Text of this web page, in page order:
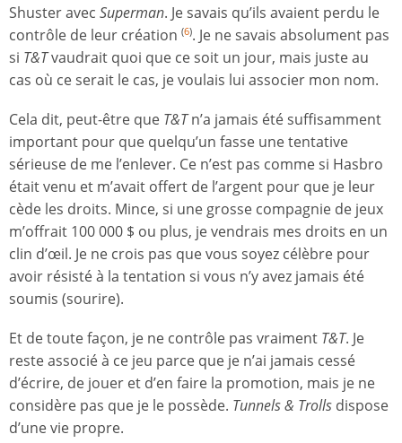
Shuster avec Superman. Je savais qu’ils avaient perdu le
contrôle de leur création (6). Je ne savais absolument pas
si T&Tvaudrait quoi que ce soit un jour, mais juste au
cas où ce serait le cas, je voulais lui associer mon nom.
Cela dit, peut-être que T&Tn’a jamais été suffisamment
important pour que quelqu’un fasse une tentative
sérieuse de me l’enlever. Ce n’est pas comme si Hasbro
était venu et m’avait offert de l’argent pour que je leur
cède les droits. Mince, si une grosse compagnie de jeux
m’offrait 100 000 $ ou plus, je vendrais mes droits en un
clin d’œil. Je ne crois pas que vous soyez célèbre pour
avoir résisté à la tentation si vous n’y avez jamais été
soumis (sourire).
Et de toute façon, je ne contrôle pas vraiment T&T. Je
reste associé à ce jeu parce que je n’ai jamais cessé
d’écrire, de jouer et d’en faire la promotion, mais je ne
considère pas que je le possède. Tunnels & Trolls dispose
d’une vie propre.